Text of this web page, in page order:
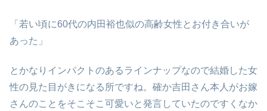
「若い頃に60代の内田裕也似の高齢女性とお付き合いが
あった」
とかなりインパクトのあるラインナップなので結婚した女
性の見た目がきになる所ですね。確か吉田さん本人がお嫁
さんのことをそこそこ可愛いと発言していたのですくなか